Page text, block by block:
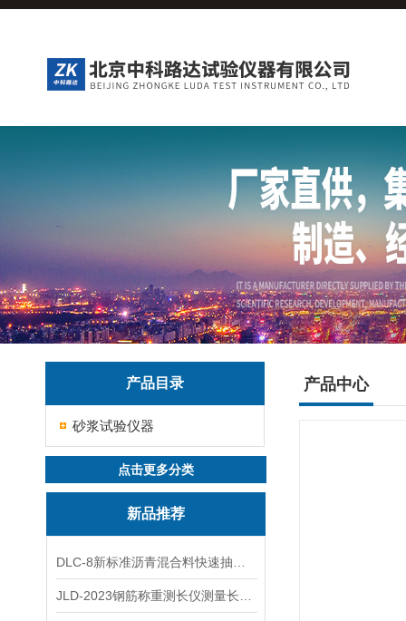
产品目录
砂浆试验仪器
点击更多分类
新品推荐
产品中心